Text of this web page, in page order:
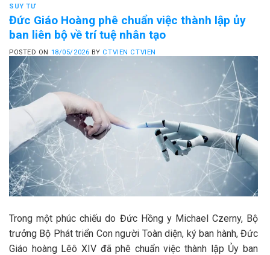
SUY TƯ
Đức Giáo Hoàng phê chuẩn việc thành lập ủy
ban liên bộ về trí tuệ nhân tạo
POSTED ON 18/05/2026 BY CTVIEN CTVIEN
Trong một phúc chiếu do Đức Hồng y Michael Czerny, Bộ
trưởng Bộ Phát triển Con người Toàn diện, ký ban hành, Đức
Giáo hoàng Lêô XIV đã phê chuẩn việc thành lập Ủy ban